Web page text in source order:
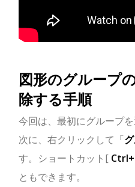
図形のグループ
除する手順
今回は、最初にグループ
次に、右クリックして「
す。ショートカット[
ともできます。